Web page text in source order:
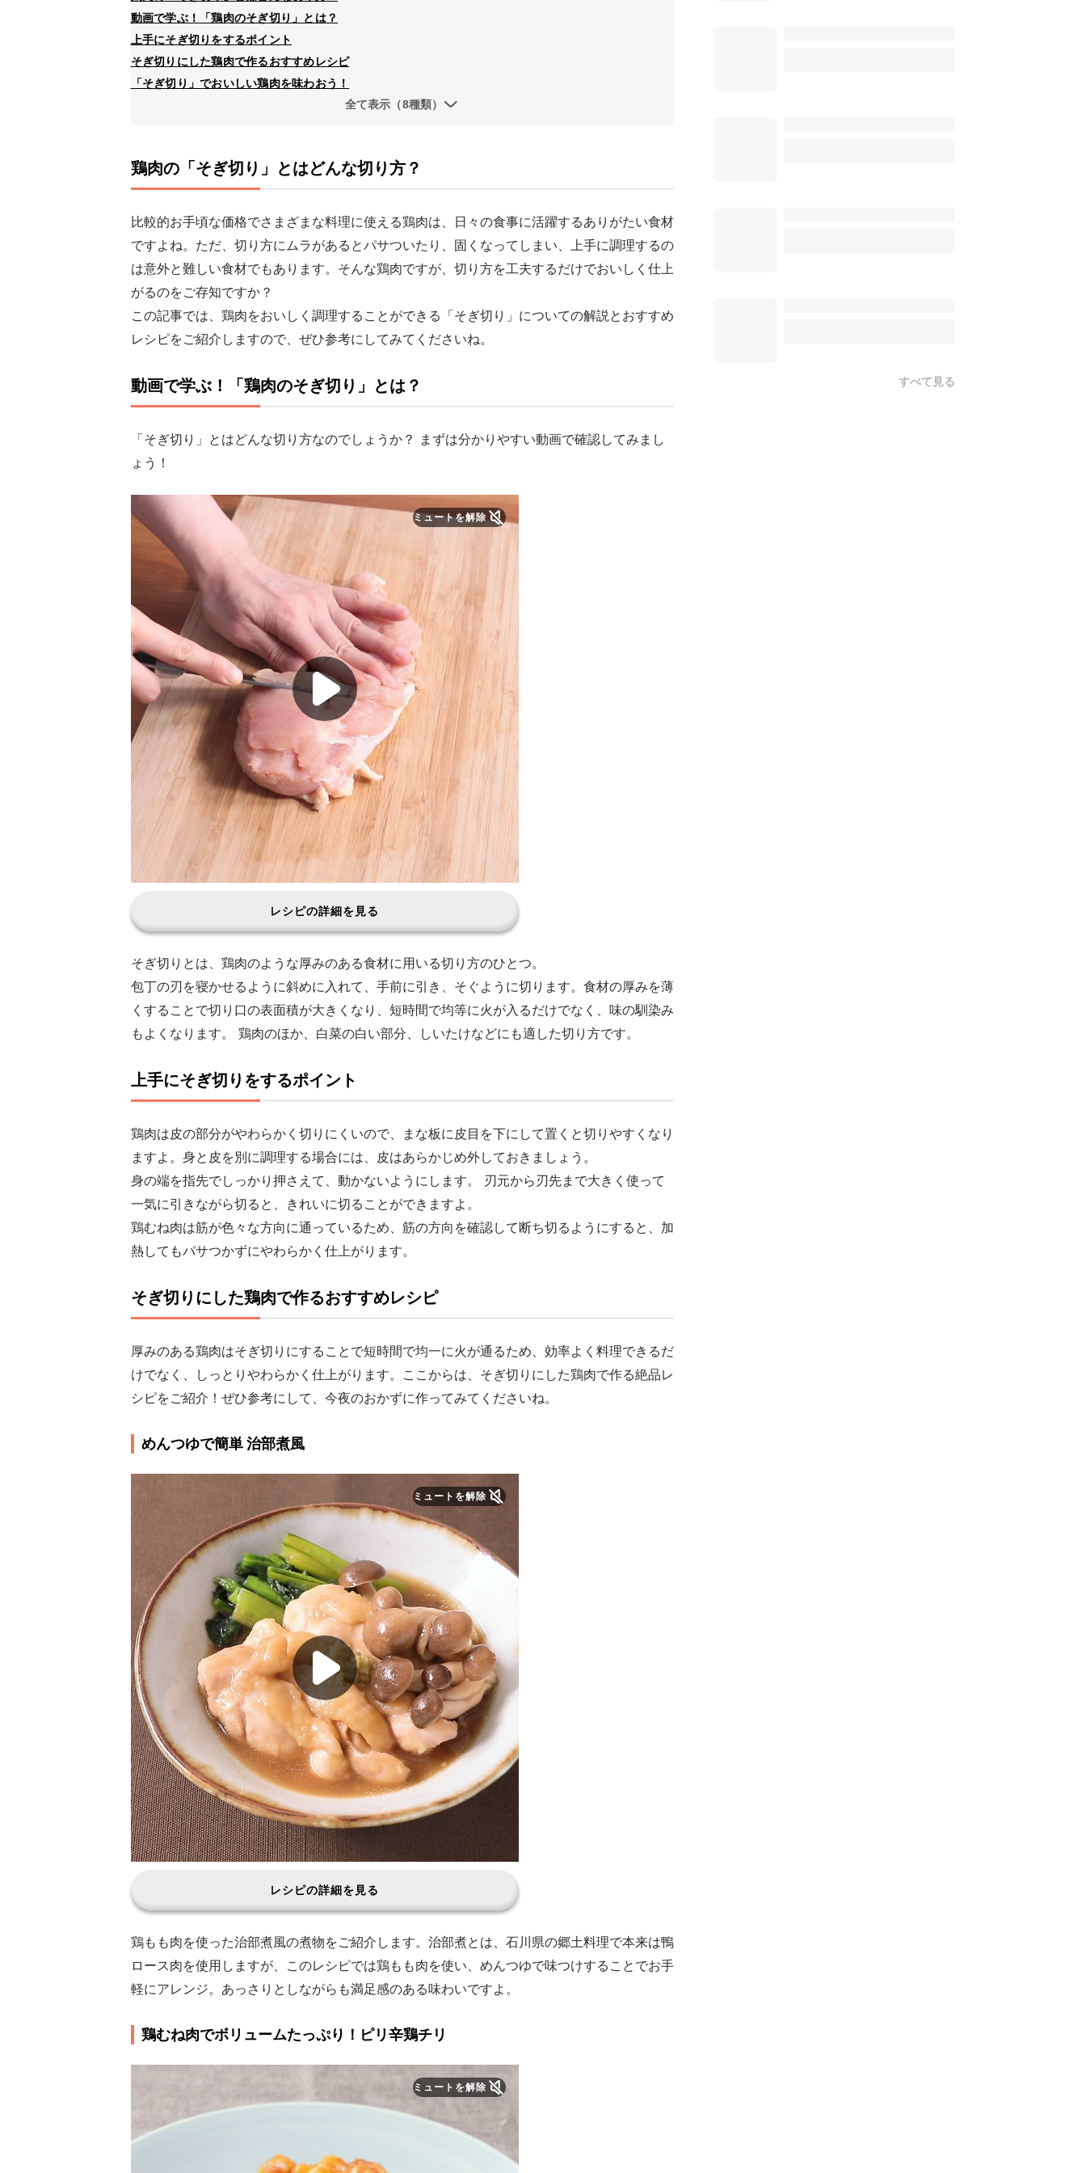
動画で学ぶ！「鶏肉のそぎ切り」とは？
上手にそぎ切りをするポイント
そぎ切りにした鶏肉で作るおすすめレシピ
「そぎ切り」でおいしい鶏肉を味わおう！
全て表示（8種類）
鶏肉の「そぎ切り」とはどんな切り方？
比較的お手頃な価格でさまざまな料理に使える鶏肉は、日々の食事に活躍するありがたい食材
ですよね。ただ、切り方にムラがあるとパサついたり、固くなってしまい、上手に調理するの
は意外と難しい食材でもあります。そんな鶏肉ですが、切り方を工夫するだけでおいしく仕上
がるのをご存知ですか？
この記事では、鶏肉をおいしく調理することができる「そぎ切り」についての解説とおすすめ
レシピをご紹介しますので、ぜひ参考にしてみてくださいね。
動画で学ぶ！「鶏肉のそぎ切り」とは？
「そぎ切り」とはどんな切り方なのでしょうか？ まずは分かりやすい動画で確認してみまし
ょう！
ミュートを解除
レシピの詳細を見る
そぎ切りとは、鶏肉のような厚みのある食材に用いる切り方のひとつ。
包丁の刃を寝かせるように斜めに入れて、手前に引き、そぐように切ります。食材の厚みを薄
くすることで切り口の表面積が大きくなり、短時間で均等に火が入るだけでなく、味の馴染み
もよくなります。 鶏肉のほか、白菜の白い部分、しいたけなどにも適した切り方です。
上手にそぎ切りをするポイント
鶏肉は皮の部分がやわらかく切りにくいので、まな板に皮目を下にして置くと切りやすくなり
ますよ。身と皮を別に調理する場合には、皮はあらかじめ外しておきましょう。
身の端を指先でしっかり押さえて、動かないようにします。 刃元から刃先まで大きく使って
一気に引きながら切ると、きれいに切ることができますよ。
鶏むね肉は筋が色々な方向に通っているため、筋の方向を確認して断ち切るようにすると、加
熱してもパサつかずにやわらかく仕上がります。
そぎ切りにした鶏肉で作るおすすめレシピ
厚みのある鶏肉はそぎ切りにすることで短時間で均一に火が通るため、効率よく料理できるだ
けでなく、しっとりやわらかく仕上がります。ここからは、そぎ切りにした鶏肉で作る絶品レ
シピをご紹介！ぜひ参考にして、今夜のおかずに作ってみてくださいね。
めんつゆで簡単 治部煮風
ミュートを解除
レシピの詳細を見る
鶏もも肉を使った治部煮風の煮物をご紹介します。治部煮とは、石川県の郷土料理で本来は鴨
ロース肉を使用しますが、このレシピでは鶏もも肉を使い、めんつゆで味つけすることでお手
軽にアレンジ。あっさりとしながらも満足感のある味わいですよ。
鶏むね肉でボリュームたっぷり！ピリ辛鶏チリ
ミュートを解除
すべて見る